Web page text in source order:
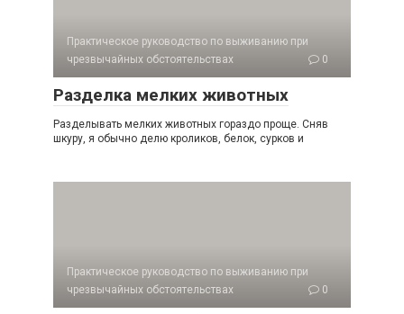
Практическое руководство по выживанию при
чрезвычайных обстоятельствах
0
Разделка мелких животных
Разделывать мелких животных гораздо проще. Сняв
шкуру, я обычно делю кроликов, белок, сурков и
Практическое руководство по выживанию при
чрезвычайных обстоятельствах
0